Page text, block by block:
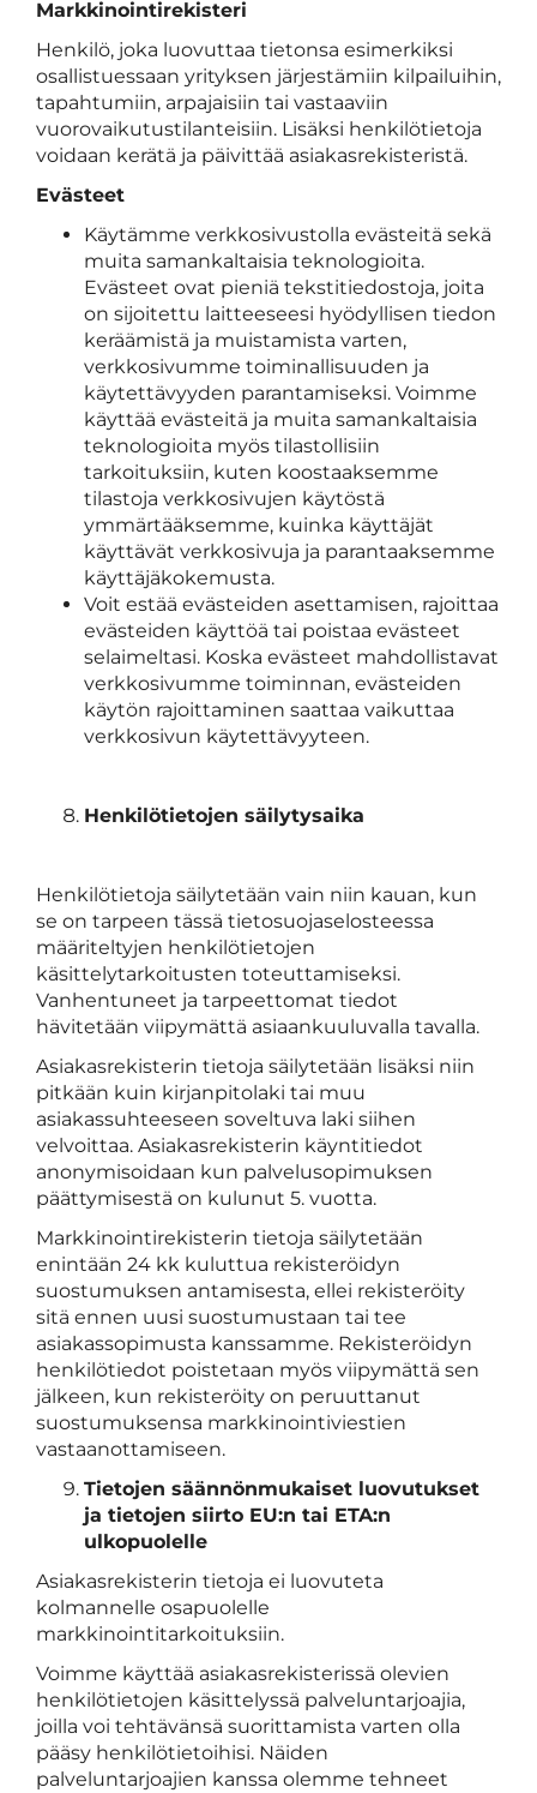
Markkinointirekisteri
Henkilö, joka luovuttaa tietonsa esimerkiksi
osallistuessaan yrityksen järjestämiin kilpailuihin,
tapahtumiin, arpajaisiin tai vastaaviin
vuorovaikutustilanteisiin. Lisäksi henkilötietoja
voidaan kerätä ja päivittää asiakasrekisteristä.
Evästeet
Käytämme verkkosivustolla evästeitä sekä
muita samankaltaisia teknologioita.
Evästeet ovat pieniä tekstitiedostoja, joita
on sijoitettu laitteeseesi hyödyllisen tiedon
keräämistä ja muistamista varten,
verkkosivumme toiminallisuuden ja
käytettävyyden parantamiseksi. Voimme
käyttää evästeitä ja muita samankaltaisia
teknologioita myös tilastollisiin
tarkoituksiin, kuten koostaaksemme
tilastoja verkkosivujen käytöstä
ymmärtääksemme, kuinka käyttäjät
käyttävät verkkosivuja ja parantaaksemme
käyttäjäkokemusta.
Voit estää evästeiden asettamisen, rajoittaa
evästeiden käyttöä tai poistaa evästeet
selaimeltasi. Koska evästeet mahdollistavat
verkkosivumme toiminnan, evästeiden
käytön rajoittaminen saattaa vaikuttaa
verkkosivun käytettävyyteen.
Henkilötietojen säilytysaika
Henkilötietoja säilytetään vain niin kauan, kun
se on tarpeen tässä tietosuojaselosteessa
määriteltyjen henkilötietojen
käsittelytarkoitusten toteuttamiseksi.
Vanhentuneet ja tarpeettomat tiedot
hävitetään viipymättä asiaankuuluvalla tavalla.
Asiakasrekisterin tietoja säilytetään lisäksi niin
pitkään kuin kirjanpitolaki tai muu
asiakassuhteeseen soveltuva laki siihen
velvoittaa. Asiakasrekisterin käyntitiedot
anonymisoidaan kun palvelusopimuksen
päättymisestä on kulunut 5. vuotta.
Markkinointirekisterin tietoja säilytetään
enintään 24 kk kuluttua rekisteröidyn
suostumuksen antamisesta, ellei rekisteröity
sitä ennen uusi suostumustaan tai tee
asiakassopimusta kanssamme. Rekisteröidyn
henkilötiedot poistetaan myös viipymättä sen
jälkeen, kun rekisteröity on peruuttanut
suostumuksensa markkinointiviestien
vastaanottamiseen.
Tietojen säännönmukaiset luovutukset
ja tietojen siirto EU:n tai ETA:n
ulkopuolelle
Asiakasrekisterin tietoja ei luovuteta
kolmannelle osapuolelle
markkinointitarkoituksiin.
Voimme käyttää asiakasrekisterissä olevien
henkilötietojen käsittelyssä palveluntarjoajia,
joilla voi tehtävänsä suorittamista varten olla
pääsy henkilötietoihisi. Näiden
palveluntarjoajien kanssa olemme tehneet